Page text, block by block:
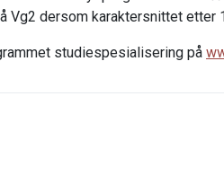
Vg2 dersom karaktersnittet etter
studiespesialisering på